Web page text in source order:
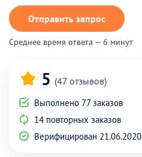
Отправить запрос
Среднее время ответа — 6 минут
5 (47 отзывов)
Выполнено 77 заказов
14 повторных заказов
Верифицирован 21.06.2020